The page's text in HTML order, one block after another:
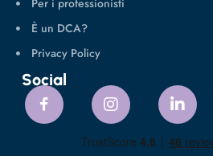
Per i professionisti
È un DCA?
Privacy Policy
Social